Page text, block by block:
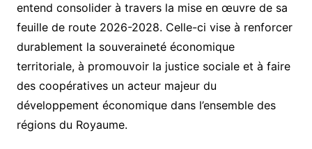
entend consolider à travers la mise en œuvre de sa
feuille de route 2026-2028. Celle-ci vise à renforcer
durablement la souveraineté économique
territoriale, à promouvoir la justice sociale et à faire
des coopératives un acteur majeur du
développement économique dans l’ensemble des
régions du Royaume.